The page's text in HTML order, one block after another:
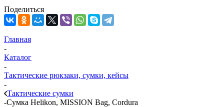
Поделиться
Главная
-
Каталог
-
Тактические рюкзаки, сумки, кейсы
-
Тактические сумки
-Сумка Helikon, MISSION Bag, Cordura